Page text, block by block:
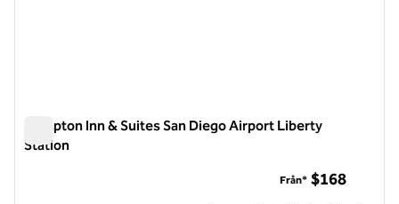
Hampton Inn & Suites San Diego Airport Liberty
Station
Från* $168